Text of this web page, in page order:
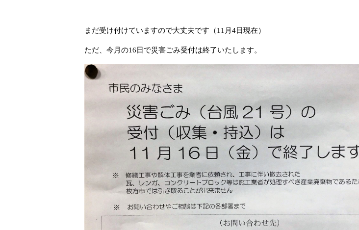
まだ受け付けていますので大丈夫です（11月4日現在）
ただ、今月の16日で災害ごみ受付は終了いたします。